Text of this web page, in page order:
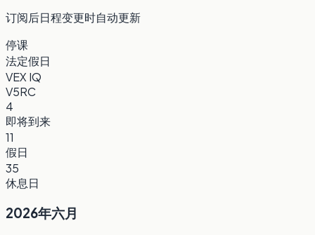
订阅后日程变更时自动更新
停课
法定假日
VEX IQ
V5RC
4
即将到来
11
假日
35
休息日
2026年六月